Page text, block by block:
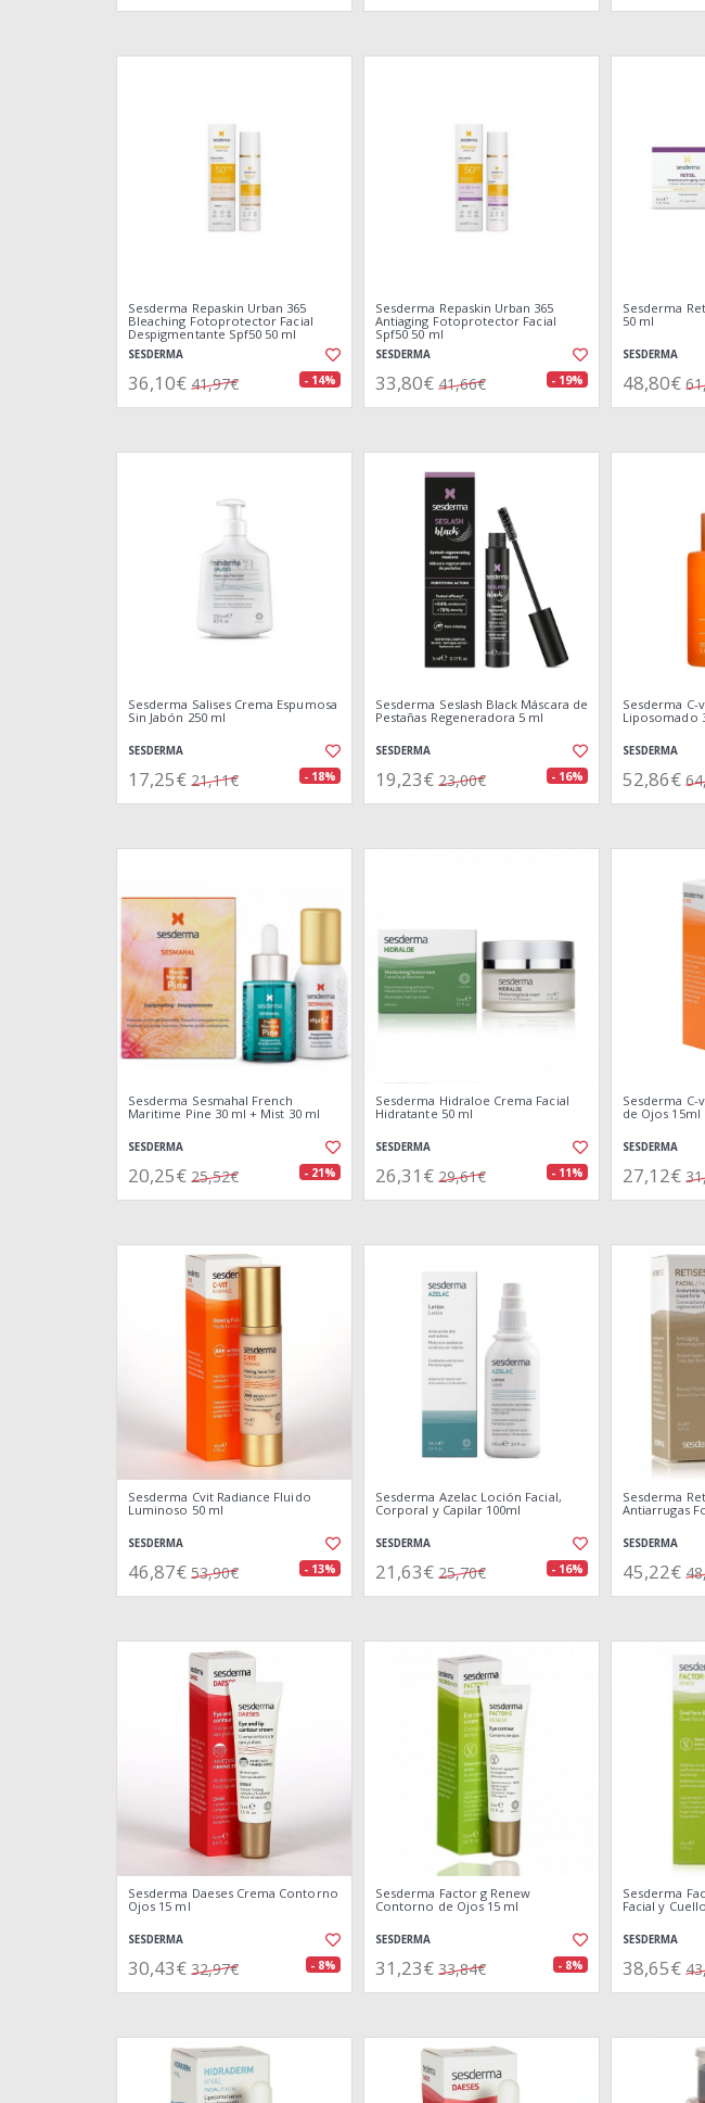
Sesderma Repaskin Urban 365
Bleaching Fotoprotector Facial
Despigmentante Spf50 50 ml
SESDERMA
36,10€ 41,97€ - 14%
Sesderma Repaskin Urban 365
Antiaging Fotoprotector Facial
Spf50 50 ml
SESDERMA
33,80€ 41,66€ - 19%
Sesderma
50 ml
SESDERMA
48,80€
Sesderma Salises Crema Espumosa
Sin Jabón 250 ml
SESDERMA
17,25€ 21,11€ - 18%
Sesderma Seslash Black Máscara de
Pestañas Regeneradora 5 ml
SESDERMA
19,23€ 23,00€ - 16%
Sesderma C-
Liposomado
SESDERMA
52,86€
Sesderma Sesmahal French
Maritime Pine 30 ml + Mist 30 ml
SESDERMA
20,25€ 25,52€ - 21%
Sesderma Hidraloe Crema Facial
Hidratante 50 ml
SESDERMA
26,31€ 29,61€ - 11%
Sesderma
de Ojos 15ml
SESDERMA
27,12€
Sesderma Cvit Radiance Fluido
Luminoso 50 ml
SESDERMA
46,87€ 53,90€ - 13%
Sesderma Azelac Loción Facial,
Corporal y Capilar 100ml
SESDERMA
21,63€ 25,70€ - 16%
Sesderma
Antiarrugas
SESDERMA
45,22€
Sesderma Daeses Crema Contorno
Ojos 15 ml
SESDERMA
30,43€ 32,97€ - 8%
Sesderma Factor g Renew
Contorno de Ojos 15 ml
SESDERMA
31,23€ 33,84€ - 8%
Sesderma
Facial y
SESDERMA
38,65€